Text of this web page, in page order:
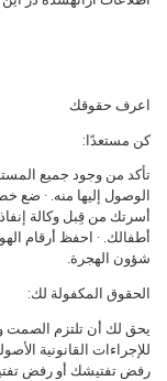
اعرف حقوقك
كن مستعدًا:
تأكد من وجود جميع
الوصول إليها منه. · ضع
أسرتك من قِبل وكالة
أطفالك. · احفظ أرقام
شؤون الهجرة.
الحقوق المكفولة لك:
يحق لك أن تلتزم الصمت
للإجراءات القانونية
رفض تفتيشك أو رفض